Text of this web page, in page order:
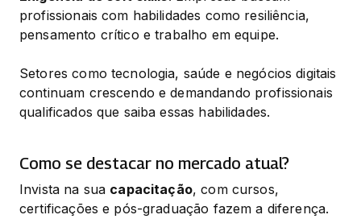
profissionais com habilidades como resiliência,
pensamento crítico e trabalho em equipe.
Setores como tecnologia, saúde e negócios digitais
continuam crescendo e demandando profissionais
qualificados que saiba essas habilidades.
Como se destacar no mercado atual?
Invista na sua capacitação, com cursos,